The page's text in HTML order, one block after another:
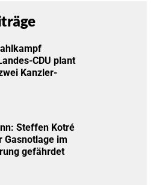
CDU plant
Kanzler-
Steffen Kotré
Gasnotlage im
gefährdet